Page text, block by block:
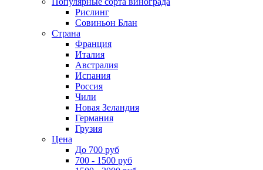
Рислинг
Совиньон Блан
Страна
Франция
Италия
Австралия
Испания
Россия
Чили
Новая Зеландия
Германия
Грузия
Цена
До 700 руб
700 - 1500 руб